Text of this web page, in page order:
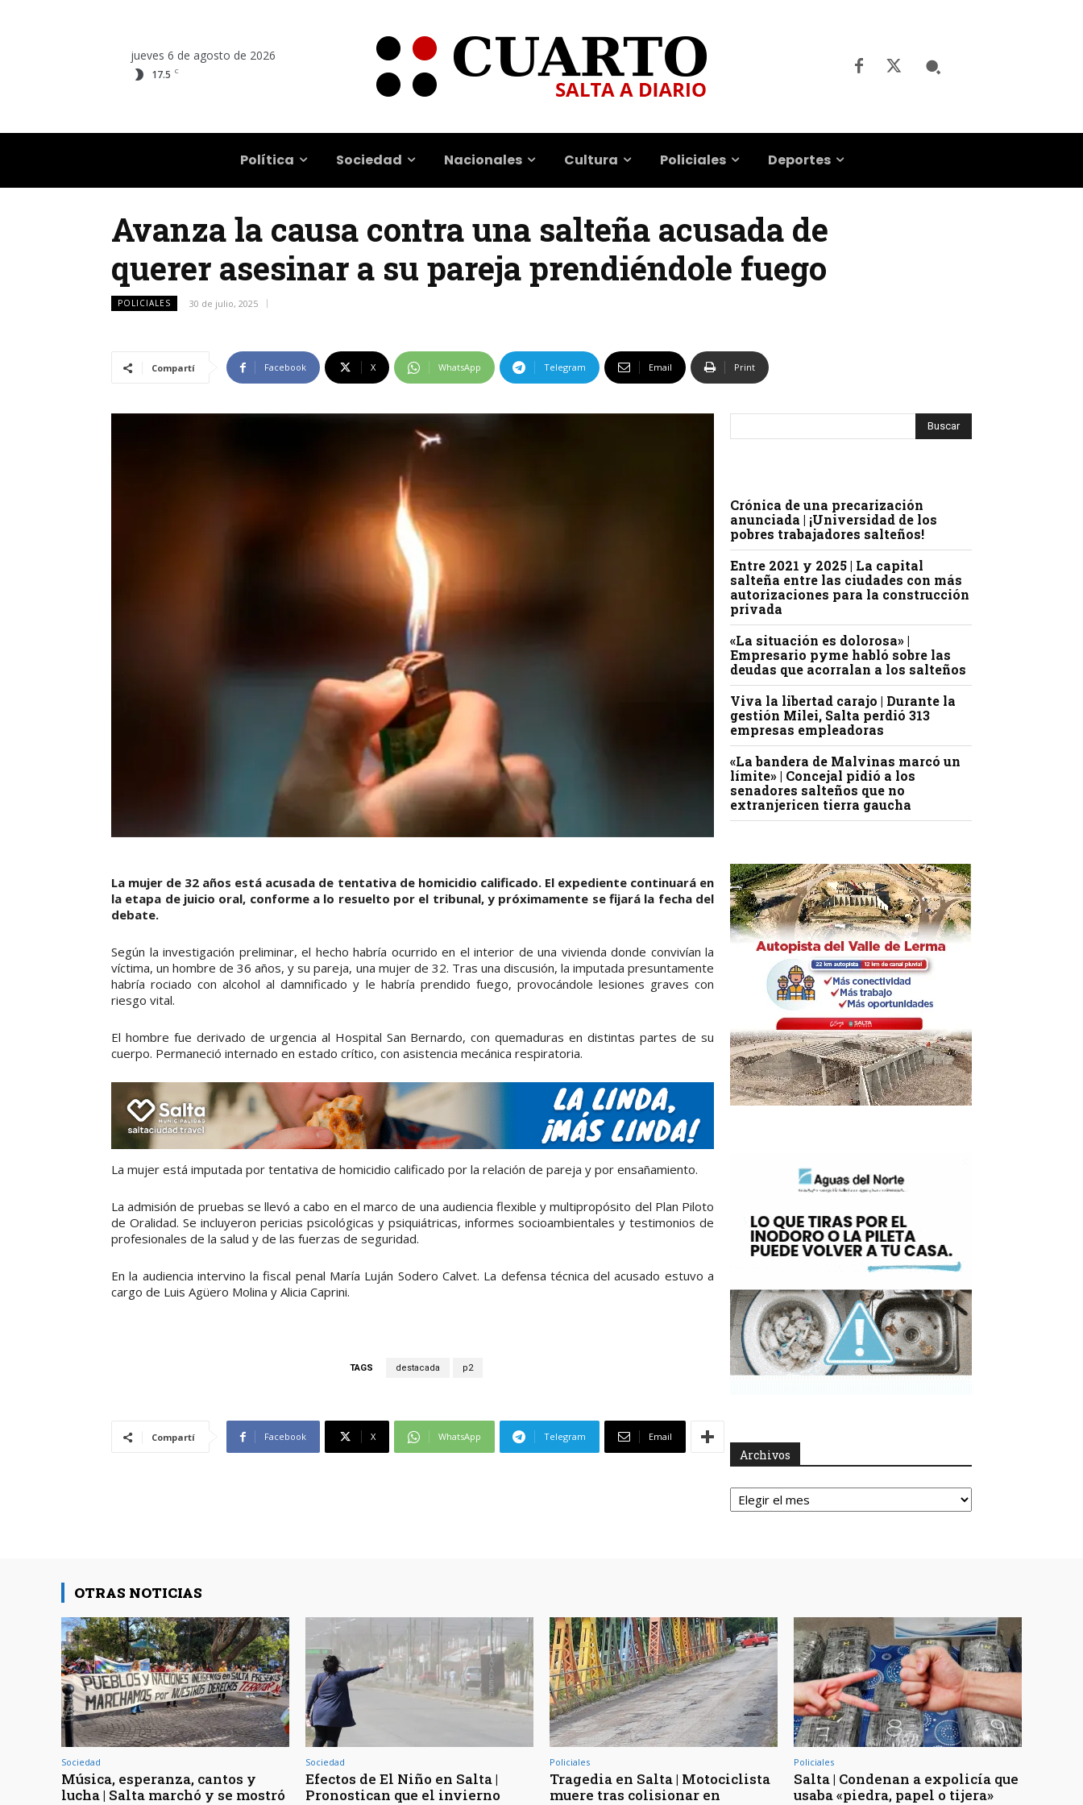
jueves 6 de agosto de 2026
17.5 C
Política Sociedad Nacionales Cultura Policiales Deportes
Avanza la causa contra una salteña acusada de
querer asesinar a su pareja prendiéndole fuego
POLICIALES 30 de julio, 2025
Compartí Facebook X WhatsApp Telegram Email Print
La mujer de 32 años está acusada de tentativa de homicidio calificado. El expediente continuará en
la etapa de juicio oral, conforme a lo resuelto por el tribunal, y próximamente se fijará la fecha del
debate.
Según la investigación preliminar, el hecho habría ocurrido en el interior de una vivienda donde convivían la
víctima, un hombre de 36 años, y su pareja, una mujer de 32. Tras una discusión, la imputada presuntamente
habría rociado con alcohol al damnificado y le habría prendido fuego, provocándole lesiones graves con
riesgo vital.
El hombre fue derivado de urgencia al Hospital San Bernardo, con quemaduras en distintas partes de su
cuerpo. Permaneció internado en estado crítico, con asistencia mecánica respiratoria.
La mujer está imputada por tentativa de homicidio calificado por la relación de pareja y por ensañamiento.
La admisión de pruebas se llevó a cabo en el marco de una audiencia flexible y multipropósito del Plan Piloto
de Oralidad. Se incluyeron pericias psicológicas y psiquiátricas, informes socioambientales y testimonios de
profesionales de la salud y de las fuerzas de seguridad.
En la audiencia intervino la fiscal penal María Luján Sodero Calvet. La defensa técnica del acusado estuvo a
cargo de Luis Agüero Molina y Alicia Caprini.
TAGS destacada p2
Compartí Facebook X WhatsApp Telegram Email
Crónica de una precarización
anunciada | ¡Universidad de los
pobres trabajadores salteños!
Entre 2021 y 2025 | La capital
salteña entre las ciudades con más
autorizaciones para la construcción
privada
«La situación es dolorosa» |
Empresario pyme habló sobre las
deudas que acorralan a los salteños
Viva la libertad carajo | Durante la
gestión Milei, Salta perdió 313
empresas empleadoras
«La bandera de Malvinas marcó un
límite» | Concejal pidió a los
senadores salteños que no
extranjericen tierra gaucha
Archivos
Archivos
OTRAS NOTICIAS
Sociedad
Música, esperanza, cantos y
lucha | Salta marchó y se mostró
Sociedad
Efectos de El Niño en Salta |
Pronostican que el invierno
Policiales
Tragedia en Salta | Motociclista
muere tras colisionar en
Policiales
Salta | Condenan a expolicía que
usaba «piedra, papel o tijera»